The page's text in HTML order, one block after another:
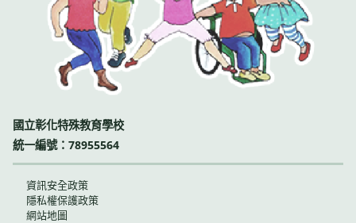
國立彰化特殊教育學校
統一編號：78955564
資訊安全政策
隱私權保護政策
網站地圖